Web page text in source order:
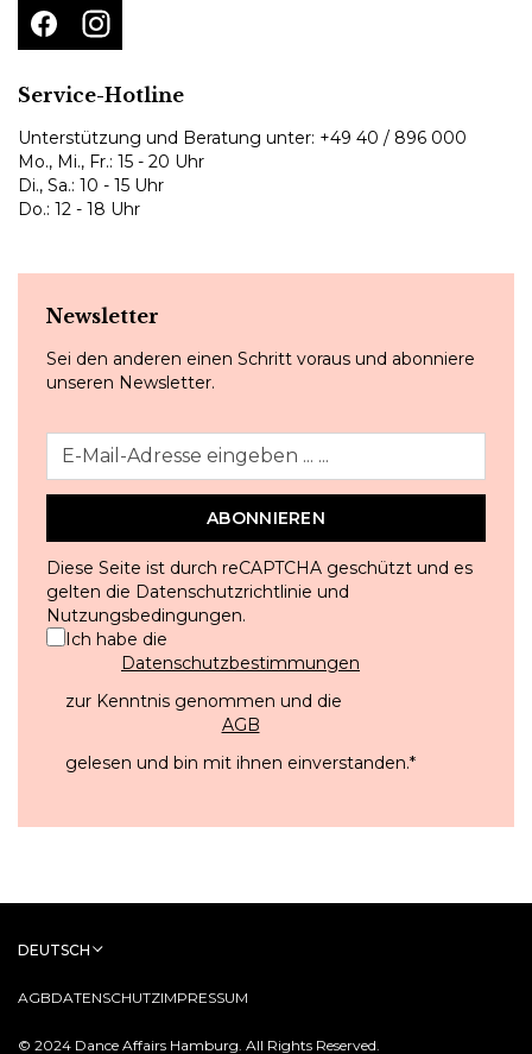
Service-Hotline
Unterstützung und Beratung unter: +49 40 / 896 000
Mo., Mi., Fr.: 15 - 20 Uhr
Di., Sa.: 10 - 15 Uhr
Do.: 12 - 18 Uhr
Newsletter
Sei den anderen einen Schritt voraus und abonniere
unseren Newsletter.
ABONNIEREN
Diese Seite ist durch reCAPTCHA geschützt und es
gelten die Datenschutzrichtlinie und
Nutzungsbedingungen.
Ich habe die
Datenschutzbestimmungen
zur Kenntnis genommen und die
AGB
gelesen und bin mit ihnen einverstanden.*
© 2024 Dance Affairs Hamburg. All Rights Reserved.
AGBDATENSCHUTZIMPRESSUM
DEUTSCH